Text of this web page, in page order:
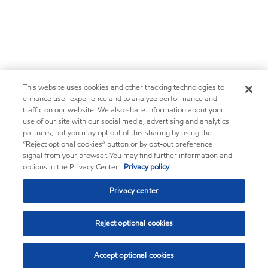
This website uses cookies and other tracking technologies to
enhance user experience and to analyze performance and
traffic on our website. We also share information about your
use of our site with our social media, advertising and analytics
partners, but you may opt out of this sharing by using the
“Reject optional cookies” button or by opt-out preference
signal from your browser. You may find further information and
options in the Privacy Center. Privacy policy
Privacy center
Reject optional cookies
Accept optional cookies